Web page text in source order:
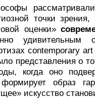
точки
оценки»
удивительным
сontemporary
представления о
когда оно
образ
искусство